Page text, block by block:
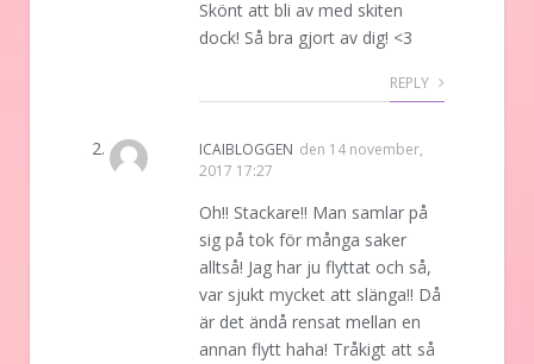
Skönt att bli av med skiten
dock! Så bra gjort av dig! <3
REPLY
ICAIBLOGGEN den 14 november,
2017 17:27
Oh!! Stackare!! Man samlar på
sig på tok för många saker
alltså! Jag har ju flyttat och så,
var sjukt mycket att slänga!! Då
är det ändå rensat mellan en
annan flytt haha! Tråkigt att så